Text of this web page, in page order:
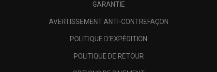
GARANTIE
AVERTISSEMENT ANTI-CONTREFAÇON
POLITIQUE D'EXPÉDITION
POLITIQUE DE RETOUR